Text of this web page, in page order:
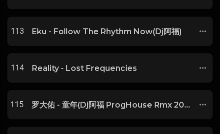
113 Eku - Follow The Rhythm Now(Dj阿福)
114 Reality - Lost Frequencies
115 罗大佑 - 童年(Dj阿福 ProgHouse Rmx 2018 Vip Plus版)